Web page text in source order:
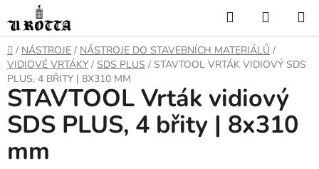
na
obsah
Hledat
KOŠÍK
DOMŮ
/ NÁSTROJE / NÁSTROJE DO STAVEBNÍCH MATERIÁLŮ /
VIDIOVÉ VRTÁKY / SDS PLUS / STAVTOOL VRTÁK VIDIOVÝ SDS
PLUS, 4 BŘITY | 8X310 MM
STAVTOOL Vrták vidiový
SDS PLUS, 4 břity | 8x310
mm